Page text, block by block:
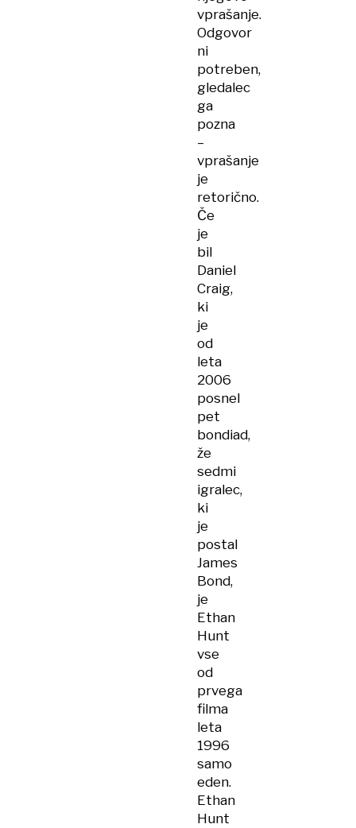
vprašanje.
Odgovor
ni
potreben,
gledalec
ga
pozna
–
vprašanje
je
retorično.
Če
je
bil
Daniel
Craig,
ki
je
od
leta
2006
posnel
pet
bondiad,
že
sedmi
igralec,
ki
je
postal
James
Bond,
je
Ethan
Hunt
vse
od
prvega
filma
leta
1996
samo
eden.
Ethan
Hunt